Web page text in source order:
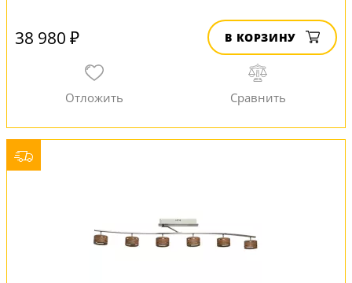
38 980 ₽ В КОРЗИНУ